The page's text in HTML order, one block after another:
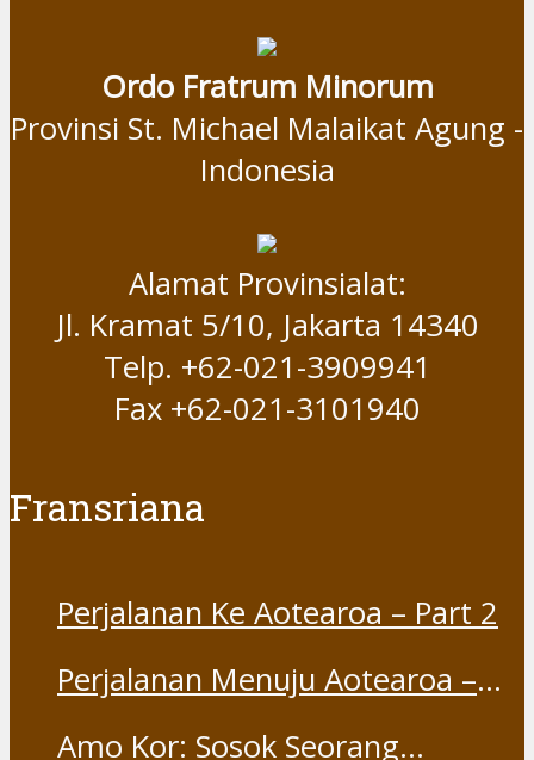
Ordo Fratrum Minorum
Provinsi St. Michael Malaikat Agung -
Indonesia
Alamat Provinsialat:
Jl. Kramat 5/10, Jakarta 14340
Telp. +62-021-3909941
Fax +62-021-3101940
Fransriana
Perjalanan Ke Aotearoa – Part 2
Perjalanan Menuju Aotearoa –
Amo Kor: Sosok Seorang